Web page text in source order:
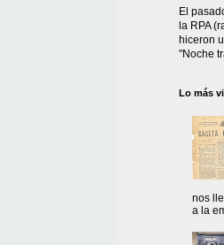
El
la RPA
hiceron
"Noche
Lo más
nos
a la